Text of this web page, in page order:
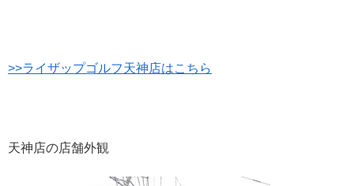
>>ライザップゴルフ天神店はこちら
天神店の店舗外観